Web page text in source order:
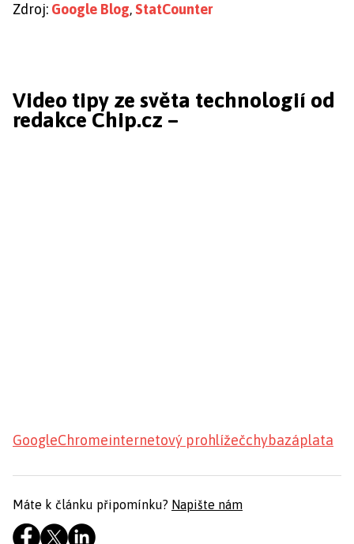
Zdroj: Google Blog, StatCounter
Video tipy ze světa technologií od
redakce Chip.cz –
GoogleChromeinternetový prohlížečchybazáplata
Máte k článku připomínku? Napište nám